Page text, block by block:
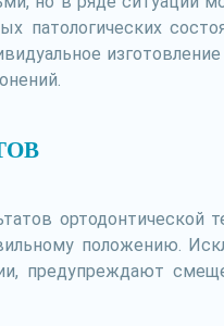
патологических
ортодонтической
положению.
предупреждают